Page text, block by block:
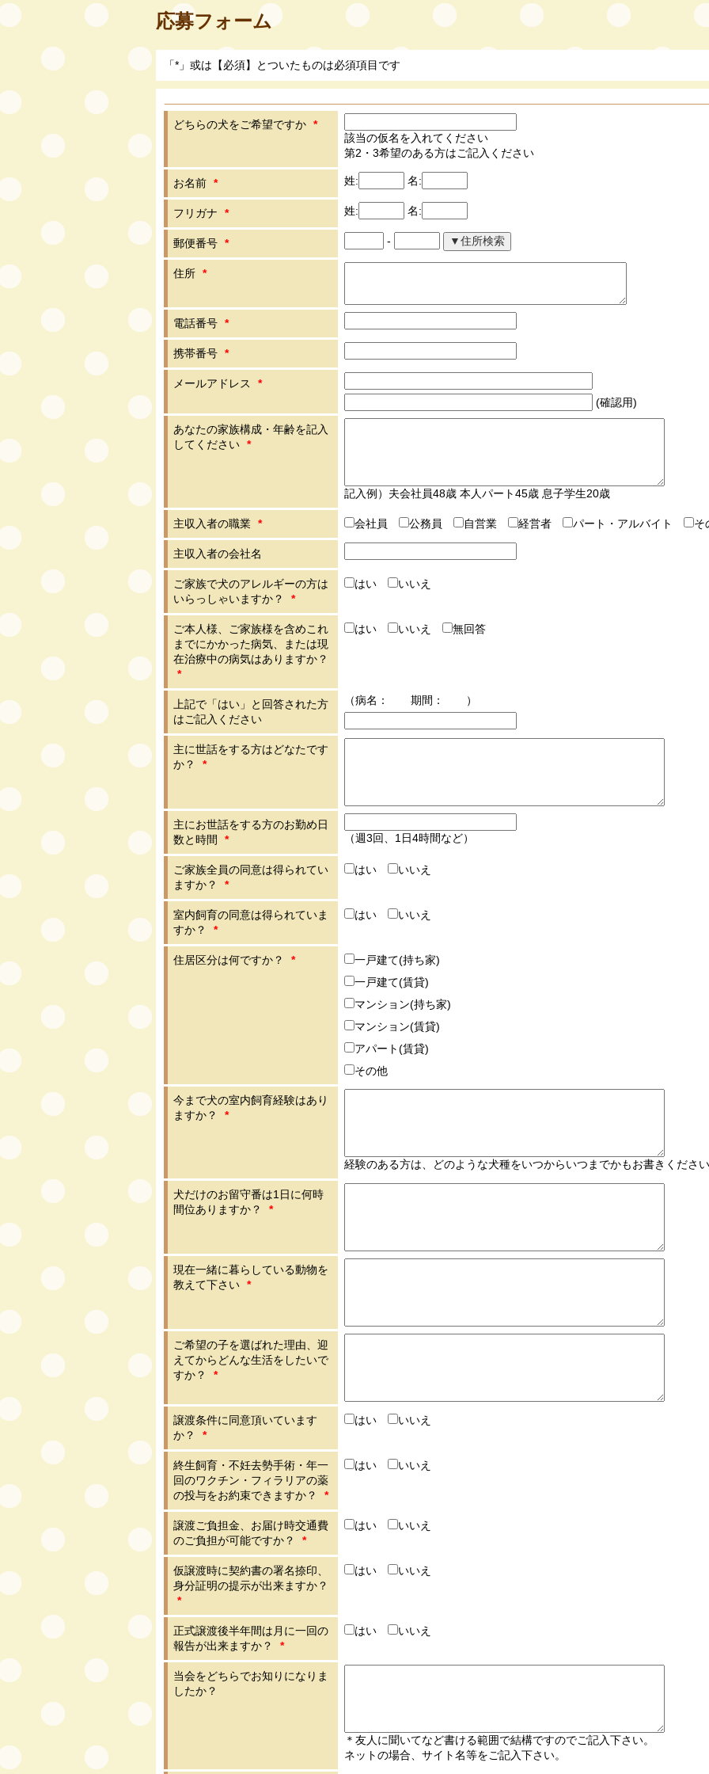
応募フォーム
「*」或は【必須】とついたものは必須項目です
どちらの犬をご希望ですか *
該当の仮名を入れてください
第2・3希望のある方はご記入ください
お名前 * 姓: 名:
フリガナ * 姓: 名:
郵便番号 * -
住所 *
電話番号 *
携帯番号 *
メールアドレス
*
(確認用)
あなたの家族構成・年齢を記入
してください *
記入例）夫会社員48歳 本人パート45歳 息子学生20歳
主収入者の職業 * 会社員 公務員 自営業 経営者 パート・アルバイト そ
主収入者の会社名
ご家族で犬のアレルギーの方は
いらっしゃいますか？
*
はい いいえ
ご本人様、ご家族様を含めこれ
までにかかった病気、または現
在治療中の病気はありますか？
*
はい いいえ 無回答
上記で「はい」と回答された方
はご記入ください
（病名： 期間： ）
主に世話をする方はどなたです
か？
*
主にお世話をする方のお勤め日
数と時間
* （週3回、1日4時間など）
ご家族全員の同意は得られてい
ますか？
*
はい いいえ
室内飼育の同意は得られていま
すか？
*
はい いいえ
住居区分は何ですか？ *
一戸建て(持ち家)
一戸建て(賃貸)
マンション(持ち家)
マンション(賃貸)
アパート(賃貸)
その他
今まで犬の室内飼育経験はあり
ますか？
*
経験のある方は、どのような犬種をいつからいつまでかもお書きください
犬だけのお留守番は1日に何時
間位ありますか？
*
現在一緒に暮らしている動物を
教えて下さい *
ご希望の子を選ばれた理由、迎
えてからどんな生活をしたいで
すか？
*
譲渡条件に同意頂いています
か？
*
はい いいえ
終生飼育・不妊去勢手術・年一
回のワクチン・フィラリアの薬
の投与をお約束できますか？
*
はい いいえ
譲渡ご負担金、お届け時交通費
のご負担が可能ですか？
*
はい いいえ
仮譲渡時に契約書の署名捺印、
身分証明の提示が出来ますか？
*
はい いいえ
正式譲渡後半年間は月に一回の
報告が出来ますか？
*
はい いいえ
当会をどちらでお知りになりま
したか？
＊友人に聞いてなど書ける範囲で結構ですのでご記入下さい。
ネットの場合、サイト名等をご記入下さい。